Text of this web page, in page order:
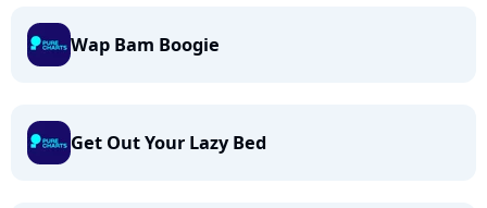
Wap Bam Boogie
Get Out Your Lazy Bed